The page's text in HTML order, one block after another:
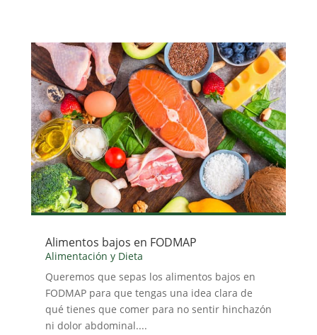
Alimentos bajos en FODMAP
Alimentación y Dieta
Queremos que sepas los alimentos bajos en
FODMAP para que tengas una idea clara de
qué tienes que comer para no sentir hinchazón
ni dolor abdominal....